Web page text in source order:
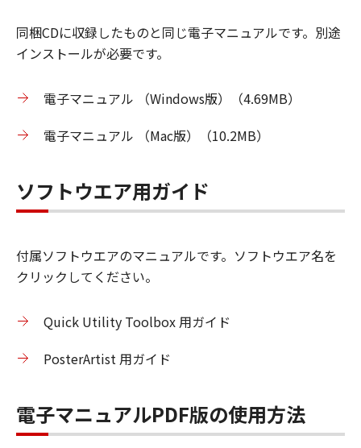
同梱CDに収録したものと同じ電子マニュアルです。別途
インストールが必要です。
電子マニュアル （Windows版）（4.69MB）
電子マニュアル （Mac版）（10.2MB）
ソフトウエア用ガイド
付属ソフトウエアのマニュアルです。ソフトウエア名を
クリックしてください。
Quick Utility Toolbox 用ガイド
PosterArtist 用ガイド
電子マニュアルPDF版の使用方法